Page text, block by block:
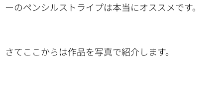
ーのペンシルストライプは本当にオススメです。
さてここからは作品を写真で紹介します。